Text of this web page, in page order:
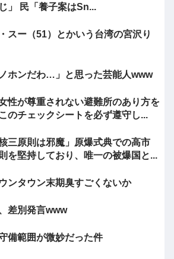
」 民「養子案はSn...
スー（51）とかいう台湾の宮沢り
ホンだわ…」と思った芸能人www
性が尊重されない避難所のあり方を
のチェックシートを必ず遵守し...
三原則は邪魔」原爆式典での高市
を堅持しており、唯一の被爆国と...
ンタウン末期臭すごくないか
差別発言www
備範囲が微妙だった件